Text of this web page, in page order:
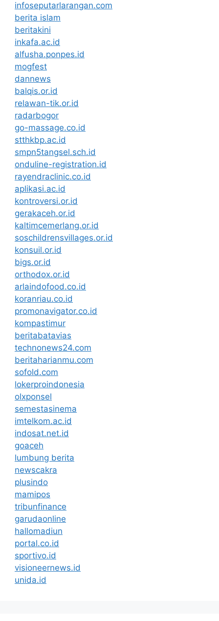
infoseputarlarangan.com
berita islam
beritakini
inkafa.ac.id
alfusha.ponpes.id
mogfest
dannews
balqis.or.id
relawan-tik.or.id
radarbogor
go-massage.co.id
stthkbp.ac.id
smpn5tangsel.sch.id
onduline-registration.id
rayendraclinic.co.id
aplikasi.ac.id
kontroversi.or.id
gerakaceh.or.id
kaltimcemerlang.or.id
soschildrensvillages.or.id
konsuil.or.id
bigs.or.id
orthodox.or.id
arlaindofood.co.id
koranriau.co.id
promonavigator.co.id
kompastimur
beritabatavias
technonews24.com
beritaharianmu.com
sofold.com
lokerproindonesia
olxponsel
semestasinema
imtelkom.ac.id
indosat.net.id
goaceh
lumbung berita
newscakra
plusindo
mamipos
tribunfinance
garudaonline
hallomadiun
portal.co.id
sportivo.id
visioneernews.id
unida.id